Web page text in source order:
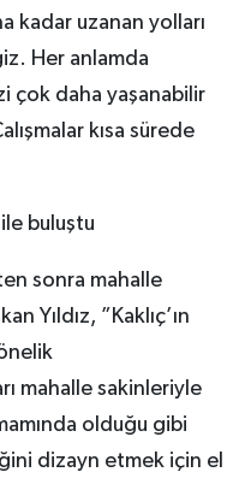
kadar uzanan yolları
Her anlamda
çok daha yaşanabilir
kısa sürede
ile buluştu
sonra mahalle
Yıldız, ”Kaklıç’ın
mahalle sakinleriyle
olduğu gibi
dizayn etmek için el